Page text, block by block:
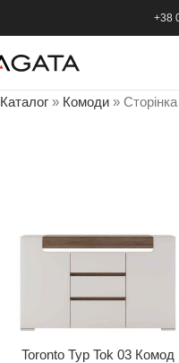
+38
Каталог » Комоди »
Toronto Typ Tok 03 Комод